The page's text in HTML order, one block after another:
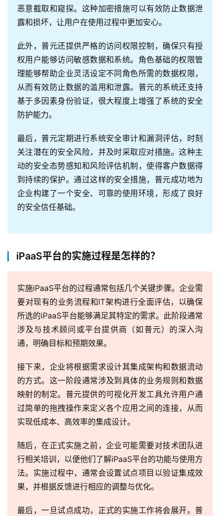
恶意截取和窥探。这种加密措施可以有效防止数据泄
露和损坏，让用户在使用过程中更加安心。
此外，普元还提供严格的访问权限控制，确保只有授
权用户能够访问敏感数据和系统。角色基础的权限管
理能够帮助企业灵活设定不同角色所需的数据权限，
从而有效防止数据的滥用和泄露。普元的系统还支持
基于多因素身份验证，很大程度上增强了系统的安全
防护能力。
最后，普元定期进行系统安全审计和漏洞评估，时刻
关注潜在的安全风险，并及时采取应对措施。这种主
动的安全态势感知和风险评估机制，使得客户数据得
到持续的保护。通过这样的安全措施，普元成功地为
企业构建了一个安全、可靠的使用环境，形成了良好
的安全信任基础。
iPaaS平台的实施过程是怎样的？
实施iPaaS平台的过程通常包括几个关键步骤。企业需
要对现有的业务流程和IT架构进行全面评估，以确保
所选的iPaaS平台能够满足其特定的需求。此阶段通常
涉及与技术顾问或平台提供商（如普元）的深入沟
通，明确目标和预期效果。
接下来，企业将根据需求设计其集成架构和数据流动
的方式。这一阶段通常涉及到具体的业务规则和数据
映射的制定。普元提供的可视化开发工具允许用户通
过简单的拖拽操作来定义各个应用之间的连接，从而
实现低成本、高效率的集成设计。
随后，在正式实施之前，企业可能需要对技术团队进
行相关培训，以便他们了解iPaaS平台的功能与使用方
法。实施过程中，通常会设置试点项目以验证集成效
果，并根据反馈进行相应的调整与优化。
最后，一旦试点成功，正式的实施工作将会展开。普